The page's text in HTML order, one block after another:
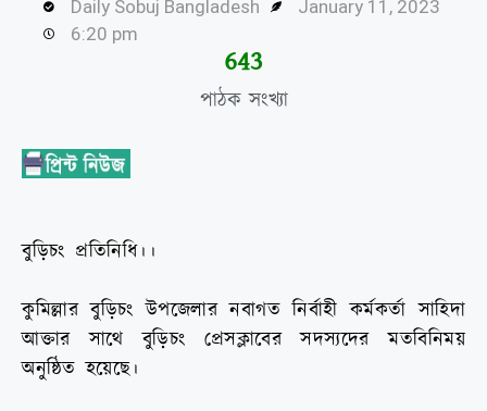
Daily Sobuj Bangladesh
January 11, 2023
6:20 pm
পাঠক সংখ্যা
644
বুড়িচং প্রতিনিধি।।
কুমিল্লার বুড়িচং উপজেলার নবাগত নির্বাহী কর্মকর্তা সাহিদা
আক্তার সাথে বুড়িচং প্রেসক্লাবের সদস্যদের মতবিনিময়
অনুষ্ঠিত হয়েছে।